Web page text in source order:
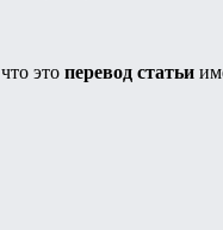
это перевод статьи